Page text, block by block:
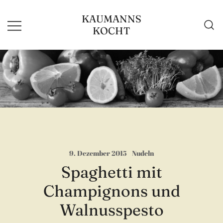
Inhalt
springen
KAUMANNS
KOCHT
9. Dezember 2015 Nudeln
Spaghetti mit
Champignons und
Walnusspesto